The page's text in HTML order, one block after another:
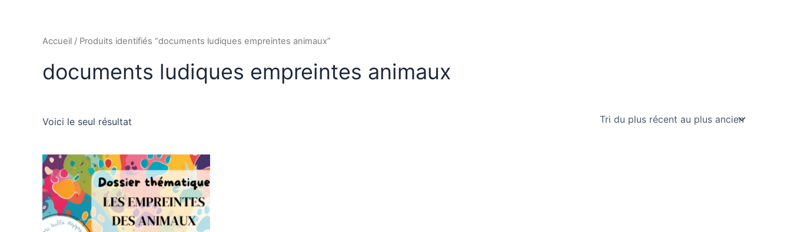
Accueil / Produits identifiés “documents ludiques empreintes animaux”
documents ludiques empreintes animaux
Voici le seul résultat